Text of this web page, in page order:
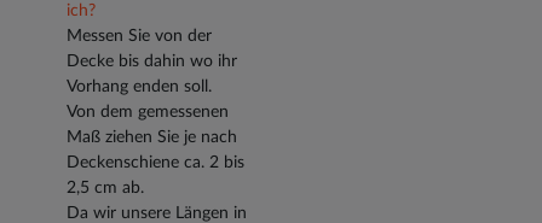
ich?
Messen Sie von der
Decke bis dahin wo ihr
Vorhang enden soll.
Von dem gemessenen
Maß ziehen Sie je nach
Deckenschiene ca. 2 bis
2,5 cm ab.
Da wir unsere Längen in